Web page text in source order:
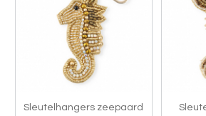
Sleutelhangers zeepaard